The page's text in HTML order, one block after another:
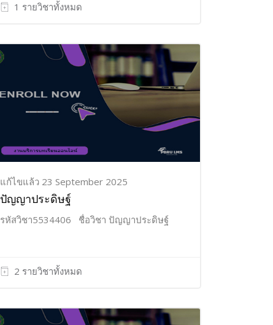
1 รายวิชาทั้งหมด
แก้ไขแล้ว 23 September 2025
ปัญญาประดิษฐ์
รหัสวิชา5534406 ชื่อวิชา ปัญญาประดิษฐ์
2 รายวิชาทั้งหมด